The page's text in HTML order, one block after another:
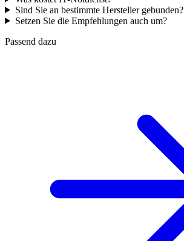
Sind Sie an bestimmte Hersteller gebunden?
Setzen Sie die Empfehlungen auch um?
Passend dazu